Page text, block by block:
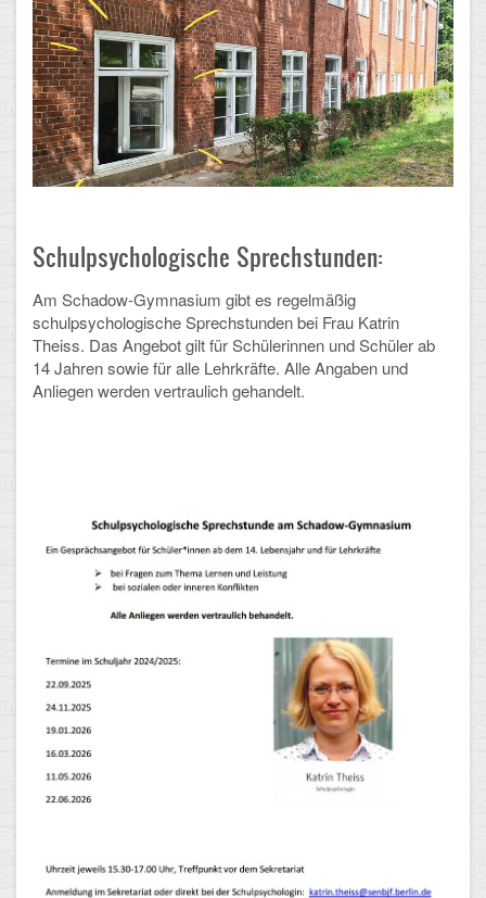
CLOUD
Lernraum Berlin
Nextcloud (Eigene Dateien und Tauschordner)
Gitlab
Schulpsychologische Sprechstunden:
Am Schadow-Gymnasium gibt es regelmäßig
schulpsychologische Sprechstunden bei Frau Katrin
Theiss. Das Angebot gilt für Schülerinnen und Schüler ab
14 Jahren sowie für alle Lehrkräfte. Alle Angaben und
Anliegen werden vertraulich gehandelt.